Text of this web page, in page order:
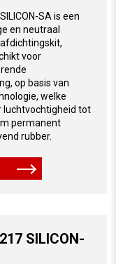
SA is een
en neutraal
voor
op basis van
welke
luchtvochtigheid tot
permanent
rubber.
217 SILICON-